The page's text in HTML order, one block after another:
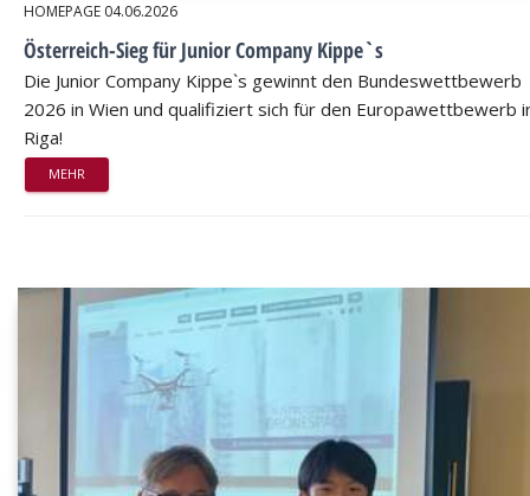
HOMEPAGE 04.06.2026
Österreich-Sieg für Junior Company Kippe`s
Die Junior Company Kippe`s gewinnt den Bundeswettbewerb
2026 in Wien und qualifiziert sich für den Europawettbewerb
Riga!
MEHR